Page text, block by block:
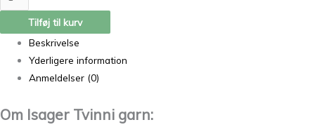
Tilføj til kurv
Beskrivelse
Yderligere information
Anmeldelser (0)
Om Isager Tvinni garn: